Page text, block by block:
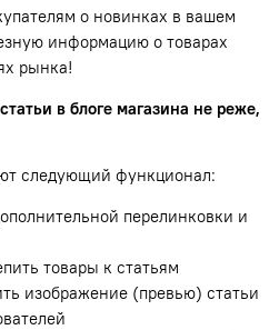
о новинках в вашем
информацию о товарах
рынка!
в блоге магазина не реже,
следующий функционал:
перелинковки и
товары к статьям
изображение (превью) статьи